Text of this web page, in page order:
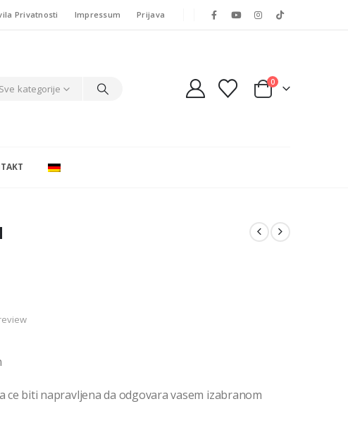
Privatnosti Impressum Prijava
Sve kategorije
0
ce biti napravljena da odgovara vasem izabranom